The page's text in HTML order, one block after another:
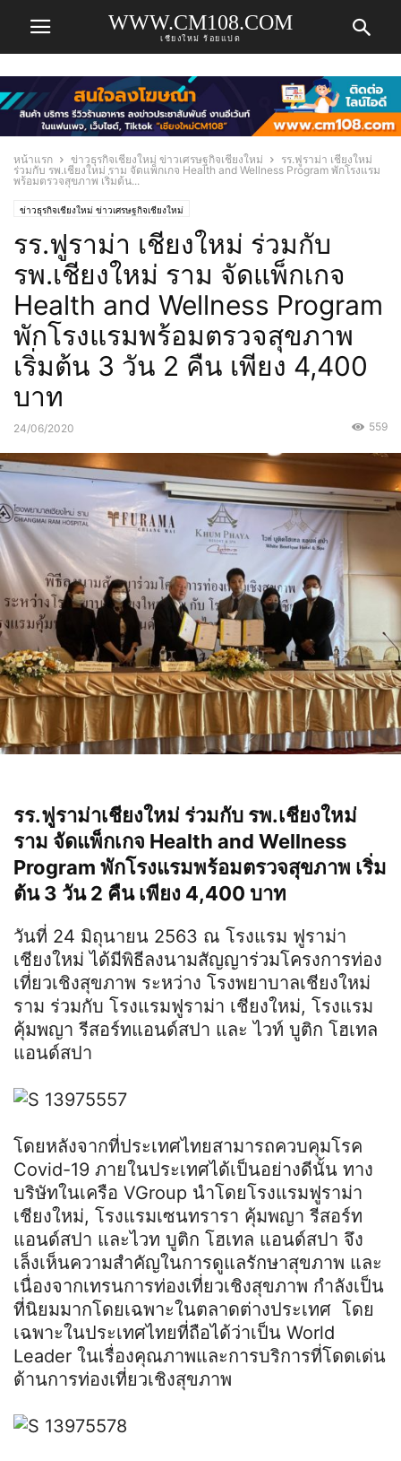
WWW.CM108.COM
เชียงใหม่ ร้อยแปด
หน้าแรก ข่าวธุรกิจเชียงใหม่ ข่าวเศรษฐกิจเชียงใหม่
รร.ฟูราม่า เชียงใหม่
ร่วมกับ รพ.เชียงใหม่ ราม จัดแพ็กเกจ Health and Wellness Program พักโรงแรม
พร้อมตรวจสุขภาพ เริ่มต้น...
ข่าวธุรกิจเชียงใหม่ ข่าวเศรษฐกิจเชียงใหม่
รร.ฟูราม่า เชียงใหม่ ร่วมกับ
รพ.เชียงใหม่ ราม จัดแพ็กเกจ
Health and Wellness Program
พักโรงแรมพร้อมตรวจสุขภาพ
เริ่มต้น 3 วัน 2 คืน เพียง 4,400
บาท
24/06/2020 559
รร.ฟูราม่าเชียงใหม่ ร่วมกับ รพ.เชียงใหม่
ราม จัดแพ็กเกจ Health and Wellness
Program พักโรงแรมพร้อมตรวจสุขภาพ เริ่ม
ต้น 3 วัน 2 คืน เพียง 4,400 บาท
วันที่ 24 มิถุนายน 2563 ณ โรงแรม ฟูราม่า
เชียงใหม่ ได้มีพิธีลงนามสัญญาร่วมโครงการท่อง
เที่ยวเชิงสุขภาพ ระหว่าง โรงพยาบาลเชียงใหม่
ราม ร่วมกับ โรงแรมฟูราม่า เชียงใหม่, โรงแรม
คุ้มพญา รีสอร์ทแอนด์สปา และ ไวท์ บูติก โฮเทล
แอนด์สปา
โดยหลังจากที่ประเทศไทยสามารถควบคุมโรค
Covid-19 ภายในประเทศได้เป็นอย่างดีนั้น ทาง
บริษัทในเครือ VGroup นำโดยโรงแรมฟูราม่า
เชียงใหม่, โรงแรมเซนทรารา คุ้มพญา รีสอร์ท
แอนด์สปา และไวท บูติก โฮเทล แอนด์สปา จึง
เล็งเห็นความสำคัญในการดูแลรักษาสุขภาพ และ
เนื่องจากเทรนการท่องเที่ยวเชิงสุขภาพ กำลังเป็น
ที่นิยมมากโดยเฉพาะในตลาดต่างประเทศ โดย
เฉพาะในประเทศไทยที่ถือได้ว่าเป็น World
Leader ในเรื่องคุณภาพและการบริการที่โดดเด่น
ด้านการท่องเที่ยวเชิงสุขภาพ